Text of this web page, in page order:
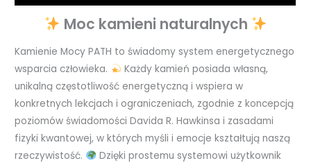
Moc kamieni naturalnych
Kamienie Mocy PATH to świadomy system energetycznego
wsparcia człowieka.
Każdy kamień posiada własną,
unikalną częstotliwość energetyczną i wspiera w
konkretnych lekcjach i ograniczeniach, zgodnie z koncepcją
poziomów świadomości Davida R. Hawkinsa i zasadami
fizyki kwantowej, w których myśli i emocje kształtują naszą
rzeczywistość.
Dzięki prostemu systemowi użytkownik